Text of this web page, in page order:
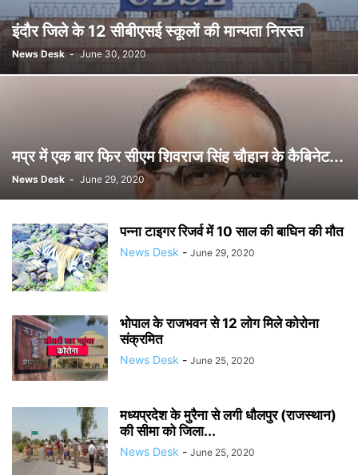
इंदौर जिले के 12 सीबीएसई स्कूलों की मान्यता निरस्त
News Desk - June 30, 2020
मप्र में एक बार फिर सीएम शिवराज सिंह चौहान के कैबिनेट...
News Desk - June 29, 2020
पन्ना टाइगर रिजर्व में 10 साल की बाघिन की मौत
News Desk - June 29, 2020
भोपाल के राजभवन से 12 लोग मिले कोरोना
संक्रमित
News Desk - June 25, 2020
मध्यप्रदेश के मुरैना से लगी धौलपुर (राजस्थान)
की सीमा को जिला...
News Desk - June 25, 2020